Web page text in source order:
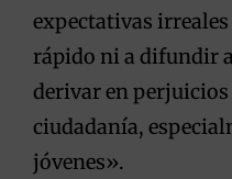
expectativas
rápido ni a difundir
derivar en
ciudadanía,
jóvenes».